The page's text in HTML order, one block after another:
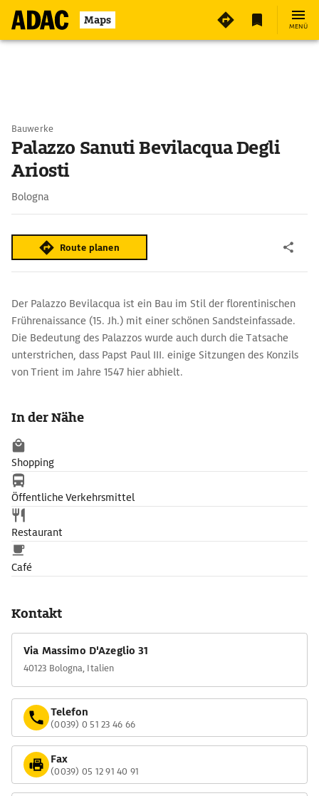
Maps MENÜ
Bauwerke
Palazzo Sanuti Bevilacqua Degli
Ariosti
Bologna
Route planen
Der Palazzo Bevilacqua ist ein Bau im Stil der florentinischen
Frührenaissance (15. Jh.) mit einer schönen Sandsteinfassade.
Die Bedeutung des Palazzos wurde auch durch die Tatsache
unterstrichen, dass Papst Paul III. einige Sitzungen des Konzils
von Trient im Jahre 1547 hier abhielt.
der auch die Wandmalereien in der oberen Galerie wieder
instandsetzte.
In der Nähe
Shopping
Öffentliche Verkehrsmittel
Restaurant
Café
Kontakt
Via Massimo D'Azeglio 31
40123 Bologna, Italien
Telefon
(0039) 0 51 23 46 66
Fax
(0039) 05 12 91 40 91